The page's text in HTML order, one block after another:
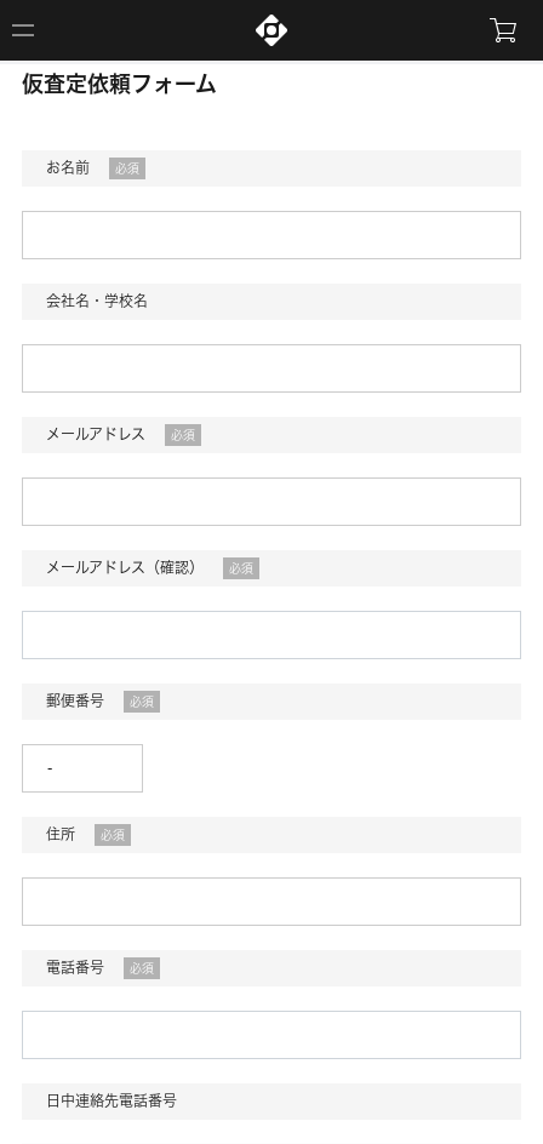
仮査定依頼フォーム
お名前 必須
会社名・学校名
メールアドレス 必須
メールアドレス（確認） 必須
郵便番号 必須
住所 必須
電話番号 必須
日中連絡先電話番号